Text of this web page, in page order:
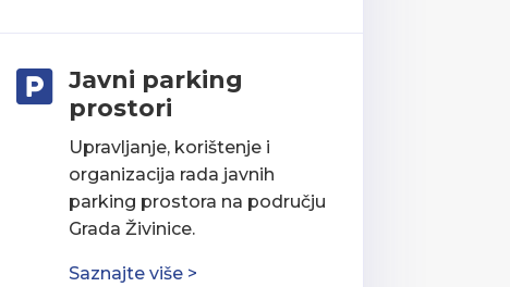

Javni parking
prostori
Upravljanje, korištenje i
organizacija rada javnih
parking prostora na području
Grada Živinice.
Saznajte više >